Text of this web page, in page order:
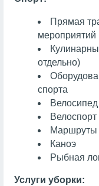
Прямая
мероприятий
отдельно)
спорта
Велоспорт
Маршруты
Каноэ
Рыбная
Услуги уборки: